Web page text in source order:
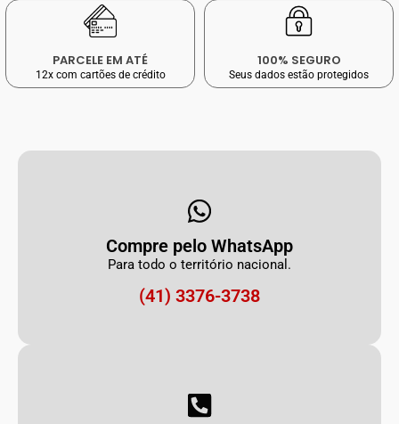
PARCELE EM ATÉ
12x com cartões de crédito
100% SEGURO
Seus dados estão protegidos
Compre pelo WhatsApp
Para todo o território nacional.
(41) 3376-3738